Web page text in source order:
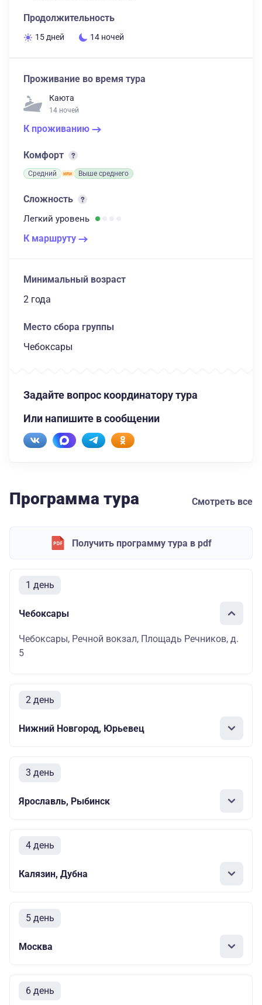
Продолжительность
15 дней 14 ночей
Проживание во время тура
Каюта
14 ночей
К проживанию
Комфорт
Средний Выше среднего
Сложность
Легкий уровень
К маршруту
Минимальный возраст
2 года
Место сбора группы
Чебоксары
Задайте вопрос координатору тура
Или напишите в сообщении
Программа тура Смотреть все
Получить программу тура в pdf
1 день
Чебоксары
Чебоксары, Речной вокзал, Площадь Речников, д.
5
2 день
Нижний Новгород, Юрьевец
3 день
Ярославль, Рыбинск
4 день
Калязин, Дубна
5 день
Москва
6 день